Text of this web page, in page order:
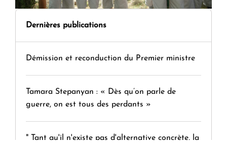
Dernières publications
Démission et reconduction du Premier ministre
Tamara Stepanyan : « Dès qu’on parle de
guerre, on est tous des perdants »
" Tant qu'il n'existe pas d'alternative concrète, la